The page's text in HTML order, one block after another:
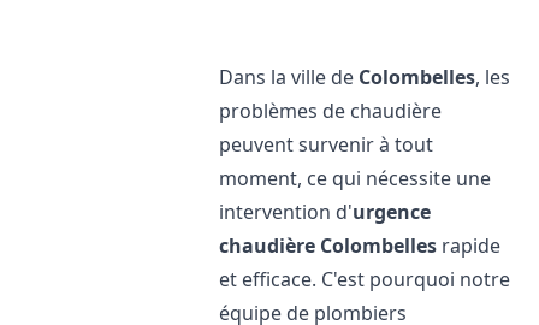
Dans la ville de Colombelles, les
problèmes de chaudière
peuvent survenir à tout
moment, ce qui nécessite une
intervention d'urgence
chaudière Colombelles rapide
et efficace. C'est pourquoi notre
équipe de plombiers